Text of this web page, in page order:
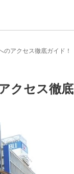
アクセス徹底ガイド！
クセス徹底